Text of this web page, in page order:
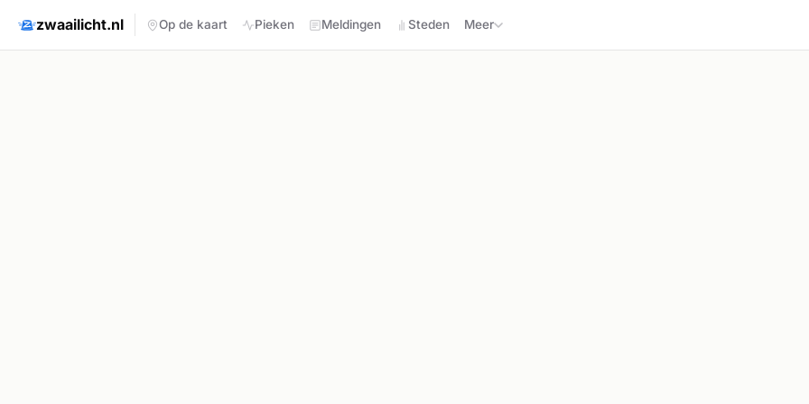
zwaailicht.nl Op de kaart Pieken Meldingen Steden Meer